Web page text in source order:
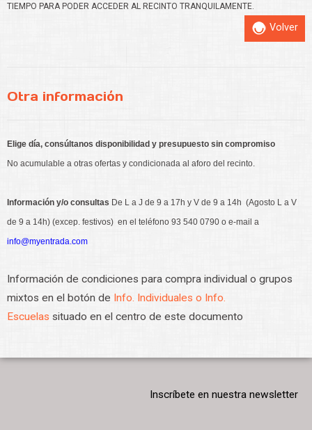
TIEMPO PARA PODER ACCEDER AL RECINTO TRANQUILAMENTE.
Volver
Otra información
Elige día, consúltanos disponibilidad y presupuesto sin compromiso
No acumulable a otras ofertas y condicionada al aforo del recinto.
Información y/o consultas De L a J de 9 a 17h y V de 9 a 14h (Agosto L a V
de 9 a 14h) (excep. festivos) en el teléfono 93 540 0790 o e-mail a
info@myentrada.com
Información de condiciones para compra individual o grupos
mixtos en el botón de Info. Individuales o Info.
Escuelas situado en el centro de este documento
Inscríbete en nuestra newsletter